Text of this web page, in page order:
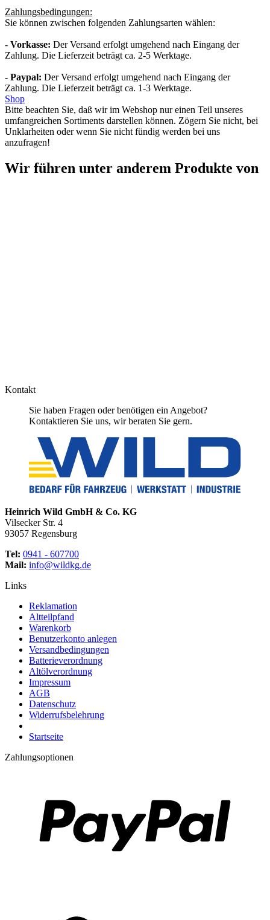
Zahlungsbedingungen:
Sie können zwischen folgenden Zahlungsarten wählen:
- Vorkasse: Der Versand erfolgt umgehend nach Eingang der
Zahlung. Die Lieferzeit beträgt ca. 2-5 Werktage.
- Paypal: Der Versand erfolgt umgehend nach Eingang der
Zahlung. Die Lieferzeit beträgt ca. 1-3 Werktage.
Shop
Bitte beachten Sie, daß wir im Webshop nur einen Teil unseres
umfangreichen Sortiments darstellen können. Zögern Sie nicht, bei
Unklarheiten oder wenn Sie nicht fündig werden bei uns
anzufragen!
Wir führen unter anderem Produkte von
Kontakt
Sie haben Fragen oder benötigen ein Angebot?
Kontaktieren Sie uns, wir beraten Sie gern.
Heinrich Wild GmbH & Co. KG
Vilsecker Str. 4
93057 Regensburg
Tel: 0941 - 607700
Mail: info@wildkg.de
Links
Reklamation
Altteilpfand
Warenkorb
Benutzerkonto anlegen
Versandbedingungen
Batterieverordnung
Altölverordnung
Impressum
AGB
Datenschutz
Widerrufsbelehrung
Startseite
Zahlungsoptionen